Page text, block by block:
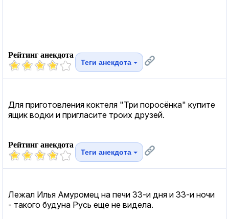
Рейтинг анекдота
Теги анекдота
Для приготовления коктеля "Три поросёнка" купите
ящик водки и пригласите троих друзей.
Рейтинг анекдота
Теги анекдота
Лежал Илья Амуромец на печи 33-и дня и 33-и ночи
- такого будуна Русь еще не видела.